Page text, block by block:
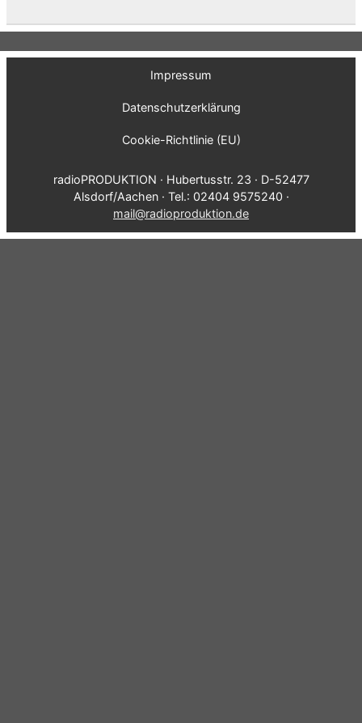
Impressum
Datenschutzerklärung
Cookie-Richtlinie (EU)
radioPRODUKTION · Hubertusstr. 23 · D-52477
Alsdorf/Aachen · Tel.: 02404 9575240 ·
mail@radioproduktion.de